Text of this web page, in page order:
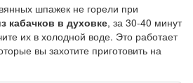
шпажек не горели при
кабачков в духовке, за 30-40 минут
их в холодной воде. Это работает
вы захотите приготовить на